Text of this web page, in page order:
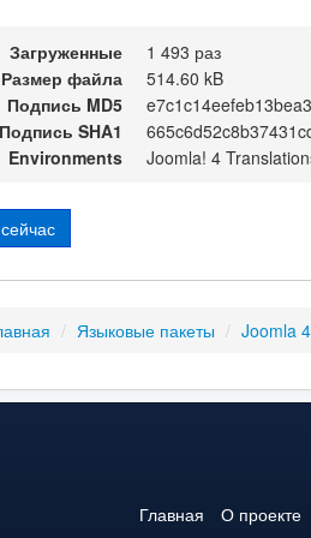
Загруженные
1 493 раз
Размер файла
514.60 kB
Подпись MD5
Подпись SHA1
Environments
Joomla! 4
/ Языковые пакеты / Joomla
Главная О проекте